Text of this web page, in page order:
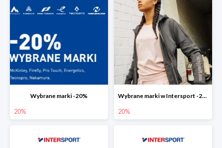
Wybrane marki -20%
20%
Wybrane marki w Intersport -20%
20%